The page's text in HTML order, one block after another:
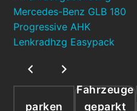
parken
Fahrzeuge
geparkt